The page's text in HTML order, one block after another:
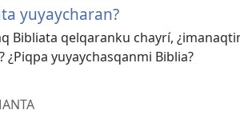
yuyaycharan?
Bibliata qelqaranku chayrí,
¿Piqpa yuyaychasqanmi Biblia?